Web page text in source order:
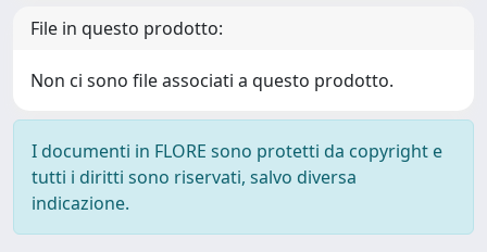
File in questo prodotto:
Non ci sono file associati a questo prodotto.
I documenti in FLORE sono protetti da copyright e
tutti i diritti sono riservati, salvo diversa
indicazione.